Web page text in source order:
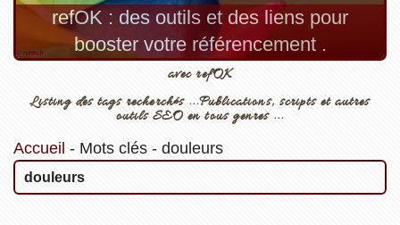
refOK : des outils et des liens pour
booster votre référencement .
avec refOK
Listing des tags recherchés ...Publications, scripts et autres
outils SEO en tous genres ...
Accueil - Mots clés- douleurs
douleurs